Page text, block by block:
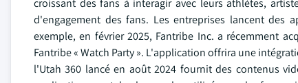
d'engagement des fans. Les entreprises lancent des
exemple, en février 2025, Fantribe Inc. a récemment
Fantribe « Watch Party ». L'application offrira une
l'Utah 360 lancé en août 2024 fournit des contenus